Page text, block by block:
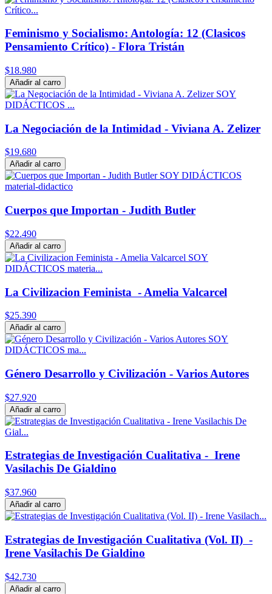
Feminismo y Socialismo: Antología: 12 (Clasicos
Pensamiento Crítico) - Flora Tristán
$18.980
Añadir al carro
La Negociación de la Intimidad - Viviana A. Zelizer
$19.680
Añadir al carro
Cuerpos que Importan - Judith Butler
$22.490
Añadir al carro
La Civilizacion Feminista - Amelia Valcarcel
$25.390
Añadir al carro
Género Desarrollo y Civilización - Varios Autores
$27.920
Añadir al carro
Estrategias de Investigación Cualitativa - Irene
Vasilachis De Gialdino
$37.960
Añadir al carro
Estrategias de Investigación Cualitativa (Vol. II) -
Irene Vasilachis De Gialdino
$42.730
Añadir al carro